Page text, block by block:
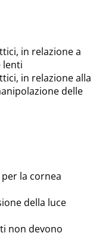
in relazione a
lenti
in relazione alla
delle
la cornea
della luce
non devono